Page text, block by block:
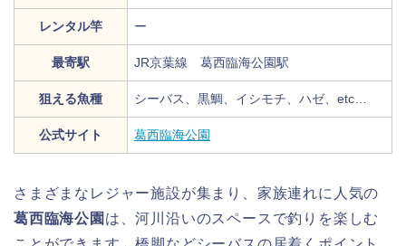
レンタル竿 ー
最寄駅 JR京葉線 葛西臨海公園駅
狙える魚種 シーバス、黒鯛、イシモチ、ハゼ、etc…
公式サイト 葛西臨海公園
さまざまなレジャー施設が集まり、家族連れに人気の
葛西臨海公園 は、河川沿いのスペースで釣りを楽しむ